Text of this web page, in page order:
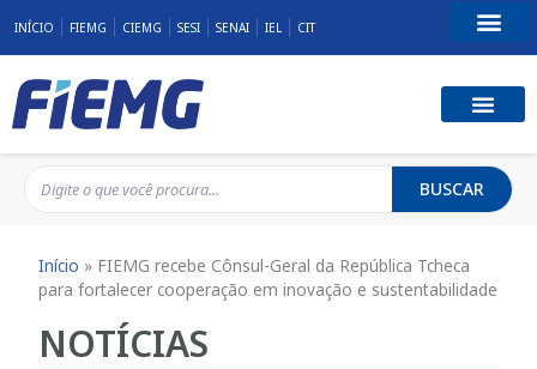
INÍCIO FIEMG CIEMG SESI SENAI IEL CIT
BUSCAR
Início » FIEMG recebe Cônsul-Geral da República Tcheca
para fortalecer cooperação em inovação e sustentabilidade
NOTÍCIAS